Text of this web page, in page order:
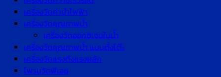
เครื่องวัดค่านำไฟฟ้า
เครื่องวัดคุณภาพน้ำ
เครื่องวัดออกซิเจนในน้ำ
เครื่องวัดคุณภาพน้ำ แบบตั้งโต๊ะ
เครื่องวัดแรงดึงแรงผลัก
โพรบวัดพีเอช